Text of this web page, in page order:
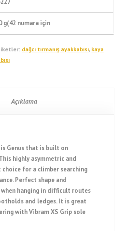
g(42 numara için
dağcı tırmanış ayakkabısı, kaya
Açıklama
Genus that is built on
highly asymmetric and
choice for a climber searching
Perfect shape and
hanging in difficult routes
and ledges. It is great
with Vibram XS Grip sole